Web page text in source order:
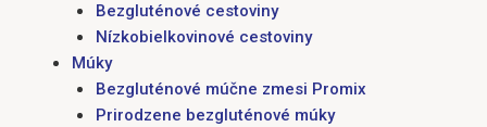
Bezgluténové cestoviny
Nízkobielkovinové cestoviny
Múky
Bezgluténové múčne zmesi Promix
Prirodzene bezgluténové múky